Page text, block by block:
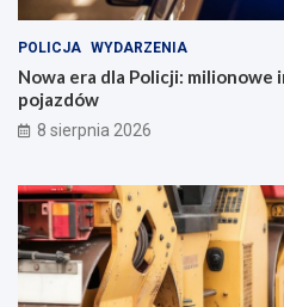
POLICJA WYDARZENIA
Nowa era dla Policji:
pojazdów
8 sierpnia 2026